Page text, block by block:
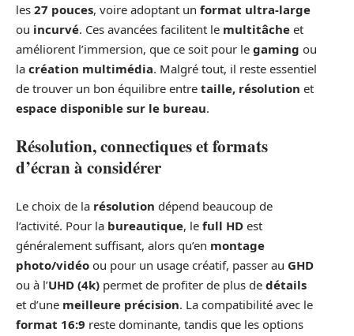
les 27 pouces, voire adoptant un format ultra-large
ou incurvé. Ces avancées facilitent le multitâche et
améliorent l’immersion, que ce soit pour le gaming ou
la création multimédia. Malgré tout, il reste essentiel
de trouver un bon équilibre entre taille, résolution et
espace disponible sur le bureau.
Résolution, connectiques et formats
d’écran à considérer
Le choix de la résolution dépend beaucoup de
l’activité. Pour la bureautique, le full HD est
généralement suffisant, alors qu’en montage
photo/vidéo ou pour un usage créatif, passer au GHD
ou à l’UHD (4k) permet de profiter de plus de détails
et d’une meilleure précision. La compatibilité avec le
format 16:9 reste dominante, tandis que les options